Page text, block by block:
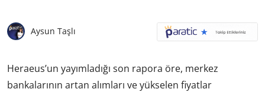
Aysun Taşlı
Heraeus’un yayımladığı son rapora öre, merkez
bankalarının artan alımları ve yükselen fiyatlar